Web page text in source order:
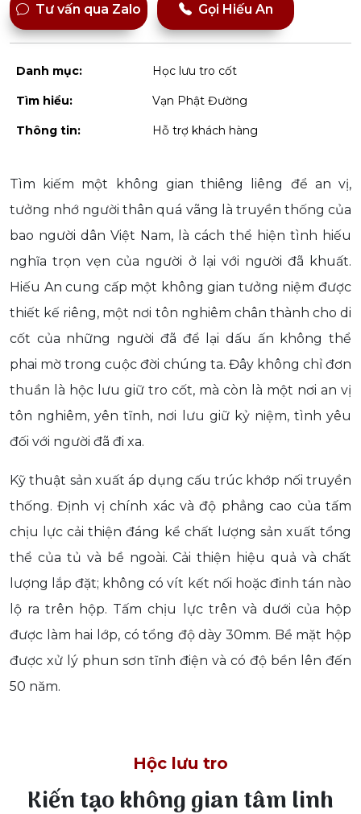
Tư vấn qua Zalo Gọi Hiếu An
Danh mục: Học lưu tro cốt
Tìm hiểu: Vạn Phật Đường
Thông tin: Hỗ trợ khách hàng
Tìm kiếm một không gian thiêng liêng để an vị,
tưởng nhớ người thân quá vãng là truyền thống của
bao người dân Việt Nam, là cách thể hiện tình hiếu
nghĩa trọn vẹn của người ở lại với người đã khuất.
Hiếu An cung cấp một không gian tưởng niệm được
thiết kế riêng, một nơi tôn nghiêm chân thành cho di
cốt của những người đã để lại dấu ấn không thể
phai mờ trong cuộc đời chúng ta. Đây không chỉ đơn
thuần là hộc lưu giữ tro cốt, mà còn là một nơi an vị
tôn nghiêm, yên tĩnh, nơi lưu giữ kỷ niệm, tình yêu
đối với người đã đi xa.
Kỹ thuật sản xuất áp dụng cấu trúc khớp nối truyền
thống. Định vị chính xác và độ phẳng cao của tấm
chịu lực cải thiện đáng kể chất lượng sản xuất tổng
thể của tủ và bề ngoài. Cải thiện hiệu quả và chất
lượng lắp đặt; không có vít kết nối hoặc đinh tán nào
lộ ra trên hộp. Tấm chịu lực trên và dưới của hộp
được làm hai lớp, có tổng độ dày 30mm. Bề mặt hộp
được xử lý phun sơn tĩnh điện và có độ bền lên đến
50 năm.
Hộc lưu tro
Kiến tạo không gian tâm linh